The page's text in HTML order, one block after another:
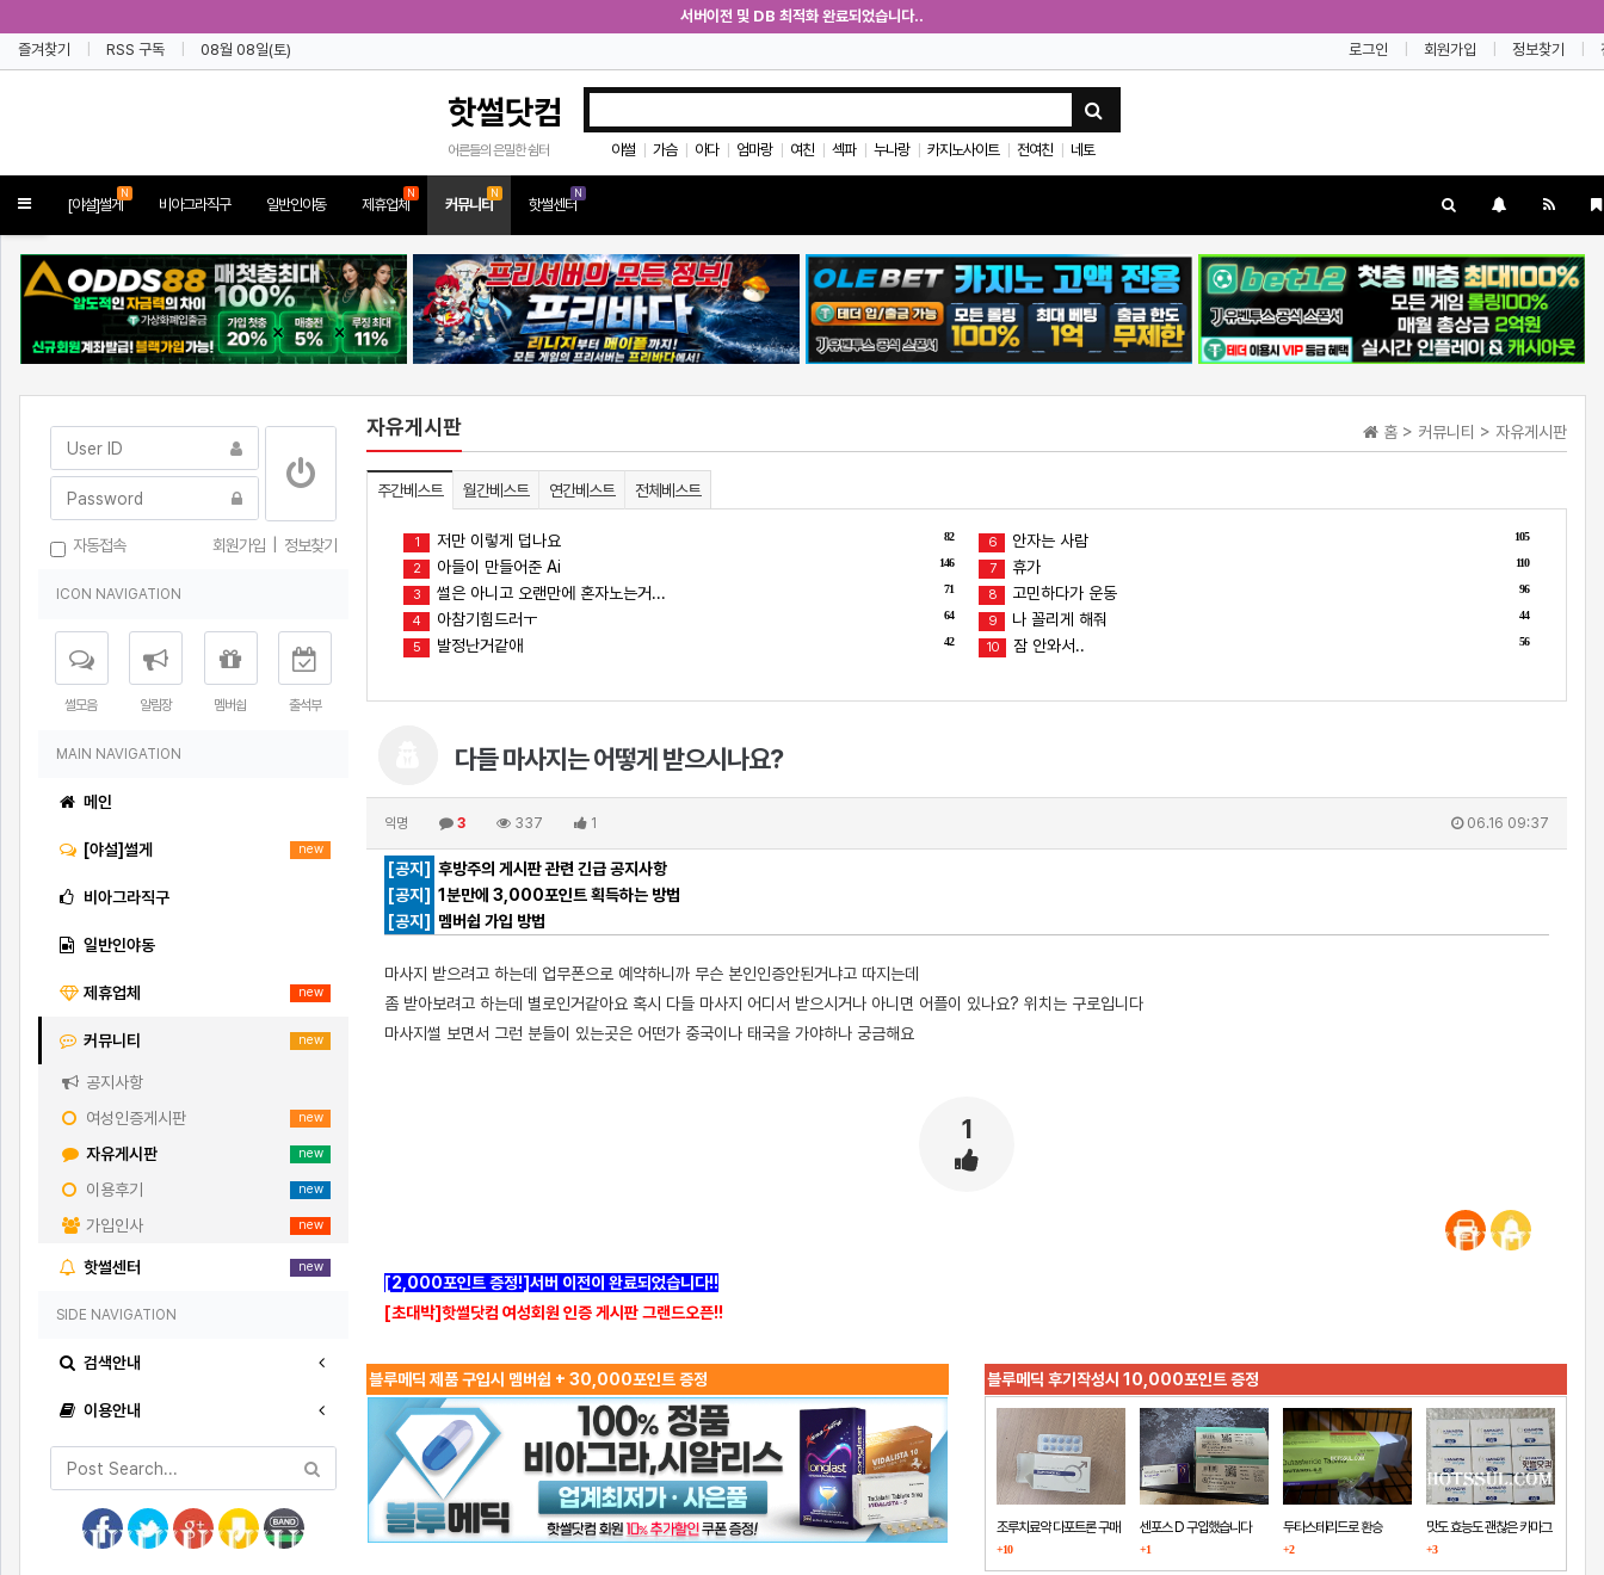
서버이전 및 DB 최적화 완료되었습니다..
즐겨찾기
RSS 구독 08월 08일(토) 로그인 회원가입 정보찾기
핫썰닷컴
어른들의 은밀한 쉼터 야썰 가슴 아다 엄마랑 여친 섹파 누나랑 카지노사이트 전여친 네토
Toggle[야설]썰게
N
비아그라직구 일반인야동 제휴업체
N
커뮤니티
N
핫썰센터
N
홈 > 커뮤니티 > 자유게시판
자유게시판
주간베스트 월간베스트 연간베스트 전체베스트
82
1 저만 이렇게 덥나요
146
2 아들이 만들어준 Ai
71
3 썰은 아니고 오랜만에 혼자노는거...
64
4 아참기힘드러ㅜ
42
5 발정난거같애
105
6 안자는 사람
110
7 휴가
96
8 고민하다가 운동
44
9 나 꼴리게 해줘
56
10 잠 안와서..
다들 마사지는 어떻게 받으시나요?
익명 3 337 1 06.16 09:37
[공지] 후방주의 게시판 관련 긴급 공지사항
[공지] 1분만에 3,000포인트 획득하는 방법
[공지]
멤버쉽 가입 방법
마사지 받으려고 하는데 업무폰으로 예약하니까 무슨 본인인증안된거냐고 따지는데
좀 받아보려고 하는데 별로인거같아요 혹시 다들 마사지 어디서 받으시거나 아니면 어플이 있나요? 위치는 구로입니다
마사지썰 보면서 그런 분들이 있는곳은 어떤가 중국이나 태국을 가야하나 궁금해요
1
[2,000포인트 증정!]서버 이전이 완료되었습니다!!
[초대박]핫썰닷컴 여성회원 인증 게시판 그랜드오픈!!
블루메딕 제품 구입시 멤버쉽 + 30,000포인트 증정 블루메딕 후기작성시 10,000포인트 증정
조루치료약 다포트론 구매
했습니다
+10
센포스 D 구입했습니다
+1
두타스테리드로 환승
+2
맛도 효능도 괜찮은 카마그
라
+3
자동접속 회원가입 정보찾기
ICON NAVIGATION
썰모음 알림장 멤버쉽 출석부
MAIN NAVIGATION
메인
[야설]썰게 new
비아그라직구
일반인야동
제휴업체 new
커뮤니티 new
공지사항
new
여성인증게시판
new
자유게시판
new
이용후기
new
가입인사
핫썰센터 new
SIDE NAVIGATION
검색안내
이용안내